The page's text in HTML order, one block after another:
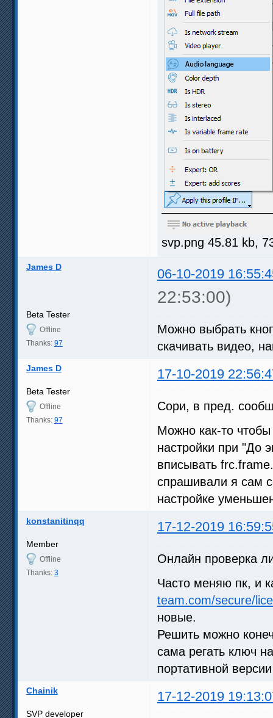
svp.png 45.81 kb,
James D 06-10-2019
22:53:00)
Beta Tester
Offline
Thanks: 97
Можно выбрать
скачивать видео,
James D 17-10-2019
Beta Tester
Offline
Thanks: 97
Сори, в пред.
Можно как-то
настройки при "До
вписывать
спрашивали я сам
настройке
konstanitinqq 17-12-2019
Member
Offline
Thanks: 3
Онлайн проверка
Часто меняю пк, и
team.com/secure/
новые.
Решить можно
сама регать ключ
портативной
Chainik 17-12-2019
SVP developer